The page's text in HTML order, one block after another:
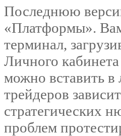
Последнюю
«Платформы».
терминал,
Личного
можно вставить
трейдеров
стратегических
проблем